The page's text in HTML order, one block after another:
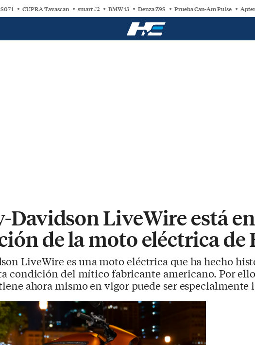
i CUPRA Tavascan smart #2 BMW i3 Denza Z9S Prueba Can-Am Pulse
Davidson LiveWire está
de la moto eléctrica de
LiveWire es una moto eléctrica que ha hecho
condición del mítico fabricante americano. Por
ahora mismo en vigor puede ser especialmente